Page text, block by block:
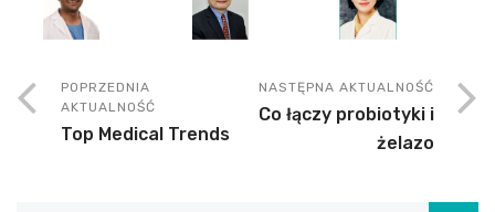
POPRZEDNIA
AKTUALNOŚĆ
Top Medical Trends
NASTĘPNA AKTUALNOŚĆ
Co łączy probiotyki i
żelazo